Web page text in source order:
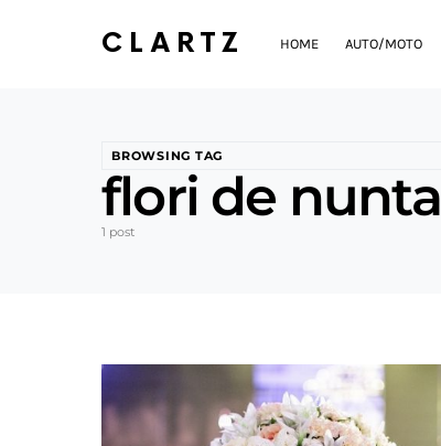
CLARTZ HOME AUTO/MOTO
BROWSING TAG
flori de nunta
1 post